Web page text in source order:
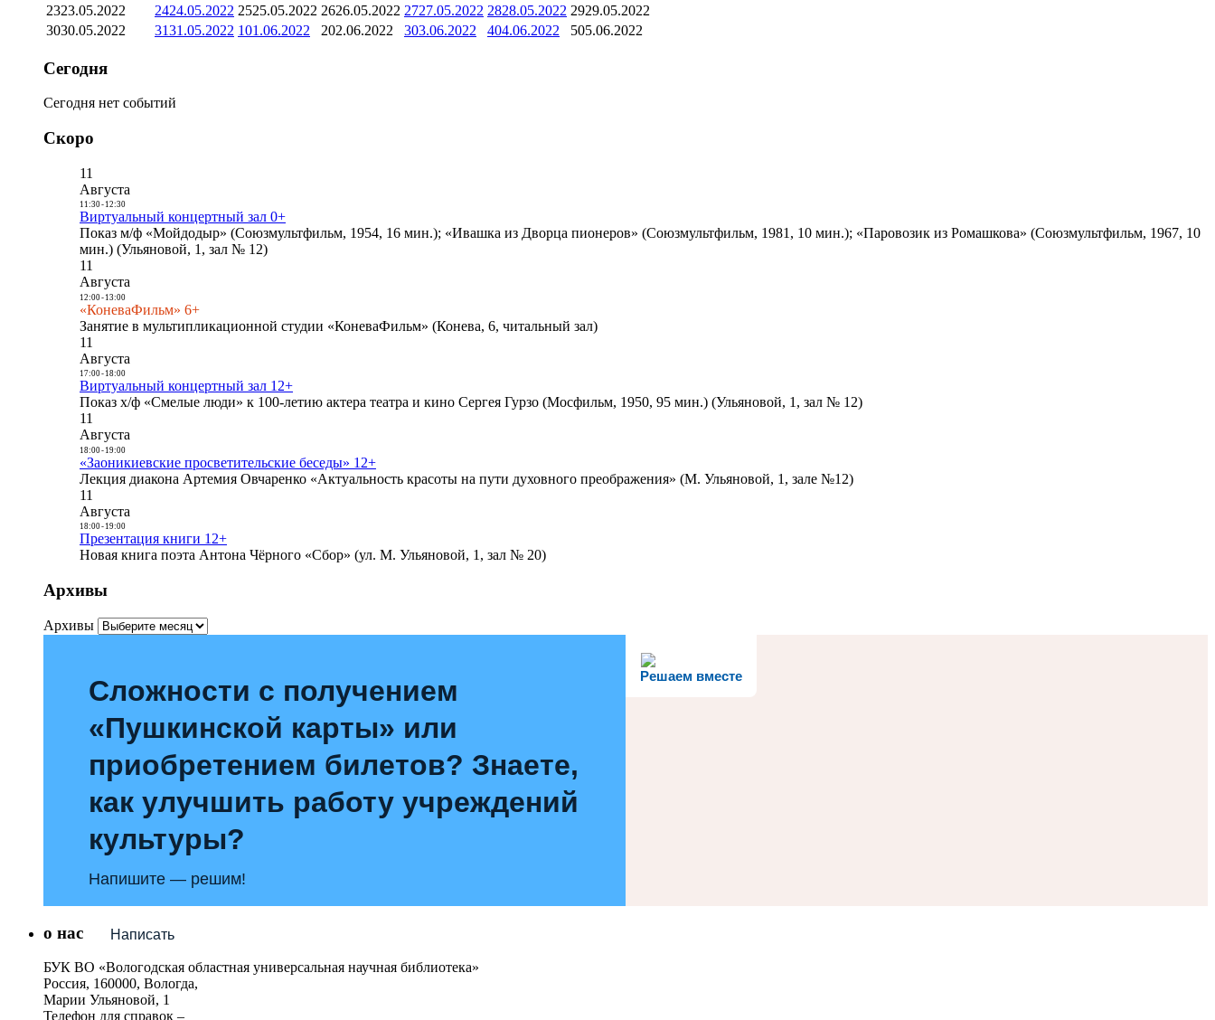
2323.05.2022 2424.05.2022 2525.05.2022 2626.05.2022 2727.05.2022 2828.05.2022 2929.05.2022
3030.05.2022 3131.05.2022 101.06.2022 202.06.2022 303.06.2022 404.06.2022 505.06.2022
Сегодня
Сегодня нет событий
Скоро
11
Августа
11:30- 12:30
Виртуальный концертный зал 0+
Показ м/ф «Мойдодыр» (Союзмультфильм, 1954, 16 мин.); «Ивашка из Дворца пионеров» (Союзмультфильм, 1981, 10 мин.); «Паровозик из Ромашкова» (Союзмультфильм, 1967, 10
мин.) (Ульяновой, 1, зал № 12)
11
Августа
12:00- 13:00
«КоневаФильм» 6+
Занятие в мультипликационной студии «КоневаФильм» (Конева, 6, читальный зал)
11
Августа
17:00- 18:00
Виртуальный концертный зал 12+
Показ х/ф «Смелые люди» к 100-летию актера театра и кино Сергея Гурзо (Мосфильм, 1950, 95 мин.) (Ульяновой, 1, зал № 12)
11
Августа
18:00- 19:00
«Заоникиевские просветительские беседы» 12+
Лекция диакона Артемия Овчаренко «Актуальность красоты на пути духовного преображения» (М. Ульяновой, 1, зале №12)
11
Августа
18:00- 19:00
Презентация книги 12+
Новая книга поэта Антона Чёрного «Сбор» (ул. М. Ульяновой, 1, зал № 20)
Архивы
Архивы
Решаем вместе
Сложности с получением
«Пушкинской карты» или
приобретением билетов? Знаете,
как улучшить работу учреждений
культуры?
Напишите — решим!
Написать
о нас
БУК ВО «Вологодская областная универсальная научная библиотека»
Россия, 160000, Вологда,
Марии Ульяновой, 1
Телефон для справок –